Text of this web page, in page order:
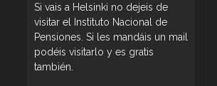
Si vais a Helsinki no dejeis de
visitar el Instituto Nacional de
Pensiones. Si les mandáis un mail
podéis visitarlo y es gratis
también.